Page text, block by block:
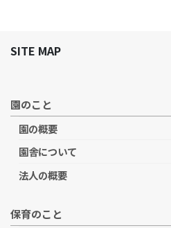
SITE MAP
園のこと
園の概要
園舎について
法人の概要
保育のこと